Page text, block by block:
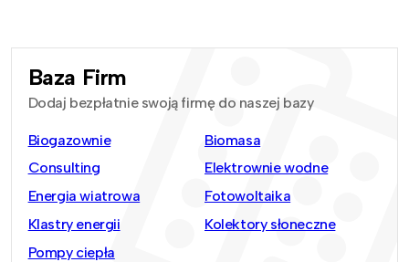
Baza Firm
Dodaj bezpłatnie swoją firmę do naszej bazy
Biogazownie
Biomasa
Consulting
Elektrownie wodne
Energia wiatrowa
Fotowoltaika
Klastry energii
Kolektory słoneczne
Pompy ciepła